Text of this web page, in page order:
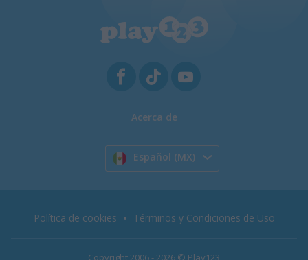
Acerca de
Español (MX)
Copyright 2006 - 2026 © Play123
Política de cookies Términos y Condiciones de Uso